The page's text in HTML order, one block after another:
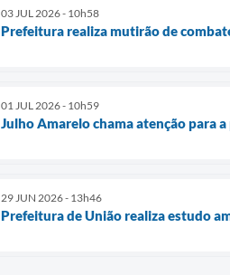
03 JUL 2026 - 10h58
Prefeitura realiza mutirão de
01 JUL 2026 - 10h59
Julho Amarelo chama atenção para
29 JUN 2026 - 13h46
Prefeitura de União realiza estudo